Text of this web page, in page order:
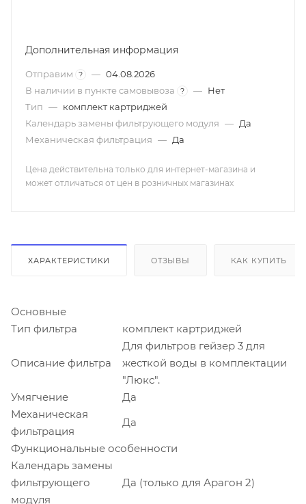
Дополнительная информация
Отправим ? — 04.08.2026
В наличии в пункте самовывоза
? — Нет
Тип — комплект картриджей
Календарь замены фильтрующего модуля — Да
Механическая фильтрация — Да
Цена действительна только для интернет-магазина и
может отличаться от цен в розничных магазинах
ХАРАКТЕРИСТИКИ ОТЗЫВЫ КАК КУПИТЬ
Основные
Тип фильтра
комплект картриджей
Описание фильтра
Для фильтров гейзер 3 для
жесткой воды в комплектации
"Люкс".
Умягчение
Да
Механическая
фильтрация
Да
Функциональные особенности
Календарь замены
фильтрующего
модуля
Да (только для Арагон 2)